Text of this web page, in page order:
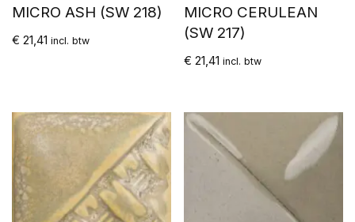
MICRO ASH (SW 218)
€ 21,41 incl. btw
MICRO CERULEAN
(SW 217)
€ 21,41 incl. btw